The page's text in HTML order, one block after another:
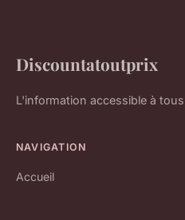
Discountatoutprix
L'information accessible à
NAVIGATION
Accueil